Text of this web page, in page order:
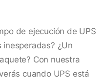
de ejecución de UPS
¿Un
Con nuestra
cuando UPS está